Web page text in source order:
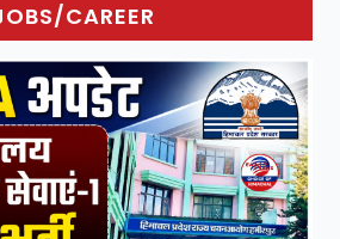
CAREER